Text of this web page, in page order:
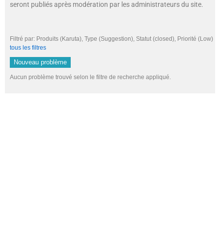
seront publiés après modération par les administrateurs du site.
Filtré par: Produits (Karuta), Type (Suggestion), Statut (closed), Priorité
tous les filtres
Nouveau problème
Aucun problème trouvé selon le filtre de recherche appliqué.